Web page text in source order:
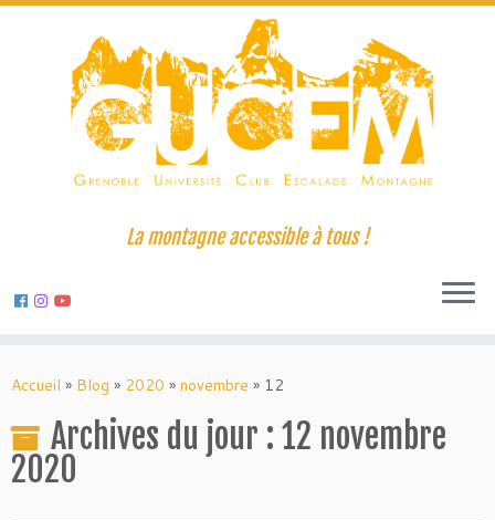
to
La montagne accessible à tous !
Accueil » Blog » 2020 » novembre » 12
Archives du jour : 12 novembre
2020